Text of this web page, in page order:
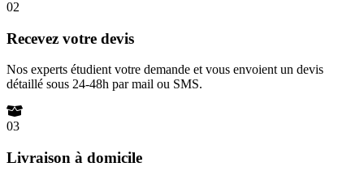
02
Recevez votre devis
Nos experts étudient votre demande et vous envoient un devis
détaillé sous 24-48h par mail ou SMS.
03
Livraison à domicile